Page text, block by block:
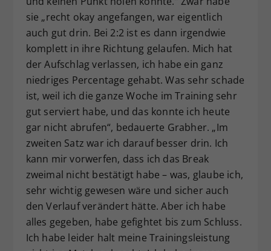
sie „recht okay angefangen, war eigentlich
auch gut drin. Bei 2:2 ist es dann irgendwie
komplett in ihre Richtung gelaufen. Mich hat
der Aufschlag verlassen, ich habe ein ganz
niedriges Percentage gehabt. Was sehr schade
ist, weil ich die ganze Woche im Training sehr
gut serviert habe, und das konnte ich heute
gar nicht abrufen“, bedauerte Grabher. „Im
zweiten Satz war ich darauf besser drin. Ich
kann mir vorwerfen, dass ich das Break
zweimal nicht bestätigt habe – was, glaube ich,
sehr wichtig gewesen wäre und sicher auch
den Verlauf verändert hätte. Aber ich habe
alles gegeben, habe gefightet bis zum Schluss.
Ich habe leider halt meine Trainingsleistung